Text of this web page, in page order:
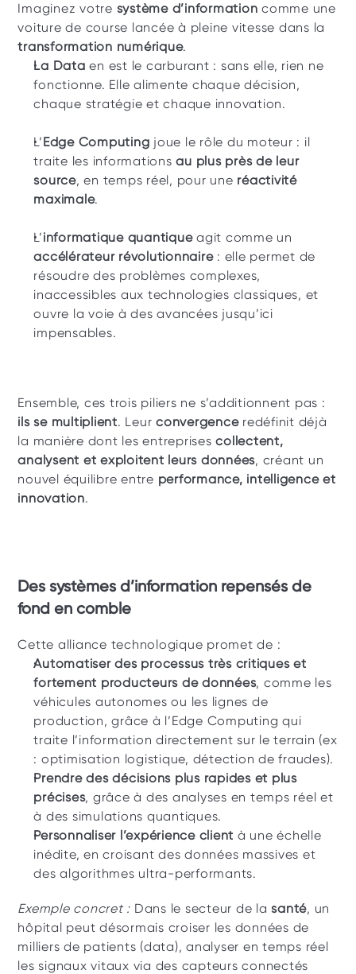
Imaginez votre système d’information comme une
transformation numérique.
La Data en est le carburant : sans elle, rien ne
fonctionne. Elle alimente chaque décision,
chaque stratégie et chaque innovation.
L’Edge Computing joue le rôle du moteur : il
traite les informations au plus près de leur
source, en temps réel, pour une réactivité
maximale.
L’informatique quantique
accélérateur révolutionnaire : elle permet de
résoudre des problèmes complexes,
inaccessibles aux technologies classiques, et
ouvre la voie à des avancées jusqu’ici
impensables.
ils se multiplient. Leur convergence redéfinit déjà
la manière dont les entreprises collectent,
analysent et exploitent leurs données, créant un
nouvel équilibre entre performance, intelligence et
innovation.
Des systèmes d’information repensés de
fond en comble
Cette alliance technologique promet de :
Automatiser des processus très critiques et
fortement producteurs de données, comme les
véhicules autonomes ou les lignes de
production, grâce à l’Edge Computing qui
traite l’information directement sur le terrain (ex
: optimisation logistique, détection de fraudes).
Prendre des décisions plus rapides et plus
précises, grâce à des analyses en temps réel et
à des simulations quantiques.
Personnaliser l’expérience client à une échelle
inédite, en croisant des données massives et
des algorithmes ultra-performants.
Exemple concret : Dans le secteur de la santé, un
hôpital peut désormais croiser les données de
milliers de patients (data), analyser en temps réel
les signaux vitaux via des capteurs connectés